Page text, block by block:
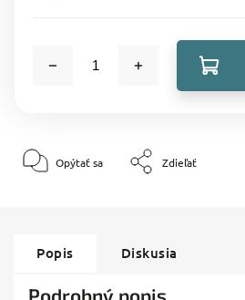
Opýtať sa Zdieľať
Popis Diskusia
Podrobný popis